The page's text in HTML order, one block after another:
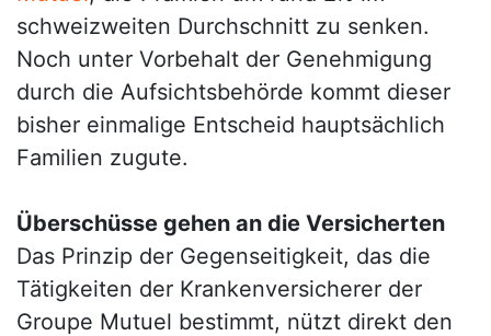
schweizweiten Durchschnitt zu senken.
Noch unter Vorbehalt der Genehmigung
durch die Aufsichtsbehörde kommt dieser
bisher einmalige Entscheid hauptsächlich
Familien zugute.
Überschüsse gehen an die Versicherten
Das Prinzip der Gegenseitigkeit, das die
Tätigkeiten der Krankenversicherer der
Groupe Mutuel bestimmt, nützt direkt den